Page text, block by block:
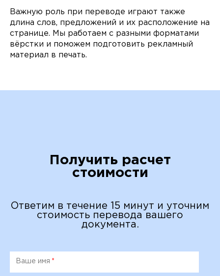
Важную роль при переводе играют также
длина слов, предложений и их расположение на
странице. Мы работаем с разными форматами
вёрстки и поможем подготовить рекламный
материал в печать.
Получить расчет
стоимости
Ответим в течение 15 минут и уточним
стоимость перевода вашего
документа.
Ваше имя *